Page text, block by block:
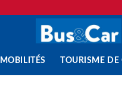
MOBILITÉS TOURISME DE